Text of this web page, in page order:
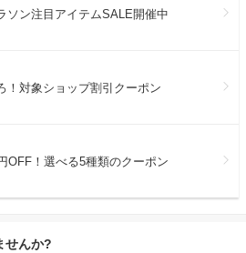
ソン注目アイテムSALE開催中
！対象ショップ割引クーポン
OFF！選べる5種類のクーポン
せんか?